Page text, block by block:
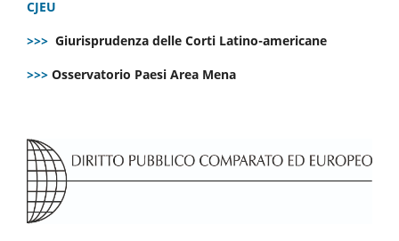
CJEU
>>> Giurisprudenza delle Corti Latino-americane
>>> Osservatorio Paesi Area Mena